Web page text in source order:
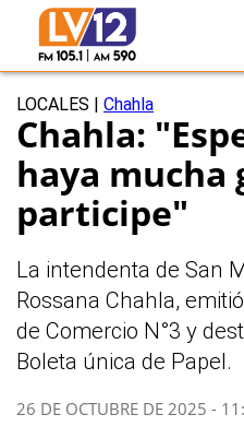
LOCALES Chahla
Chahla:
haya mucha
participe"
La intendenta de San
Rossana Chahla,
de Comercio N°3 y
Boleta única de Papel.
26 DE OCTUBRE DE 2025 -